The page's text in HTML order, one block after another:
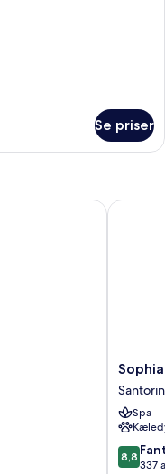
Se priser
Sophia
Luxury
Suites
Spa
8.8
ud
8,8
337
Sophia